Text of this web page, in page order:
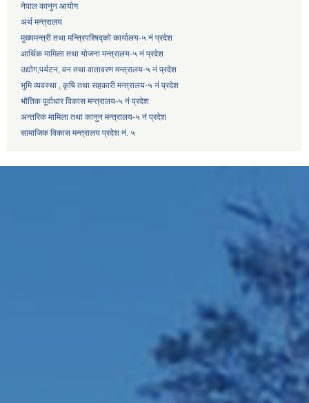
नेपाल कानुन आयोग
अर्थ मन्त्रालय
मुख्यमन्त्री तथा मन्त्रिपरिषद्को कार्यालय-५ नं प्रदेश
आर्थिक मामिला तथा योजना मन्त्रालय-५ नं प्रदेश
उद्याेग,पर्यटन, वन तथा वातावरण मन्त्रालय-५ नं प्रदेश
भुमि व्यवस्था , कृषि तथा सहकारी मन्त्रालय-५ नं प्रदेश
भौतिक पूर्वाधार विकास मन्त्रालय-५ नं प्रदेश
अन्तरिक मामिला तथा कानुन मन्त्रालय-५ नं प्रदेश
सामाजिक विकास मन्त्रालय प्रदेश नं. ५